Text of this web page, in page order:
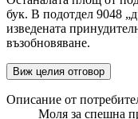
бук. В подотдел 9048
изведената
възобновяване.
Виж целия отговор
Описание от
Моля за спешна